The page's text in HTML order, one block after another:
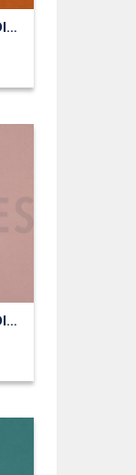
OUTDOOR WASSERDICHT
OUTDOOR WASSERDICHT